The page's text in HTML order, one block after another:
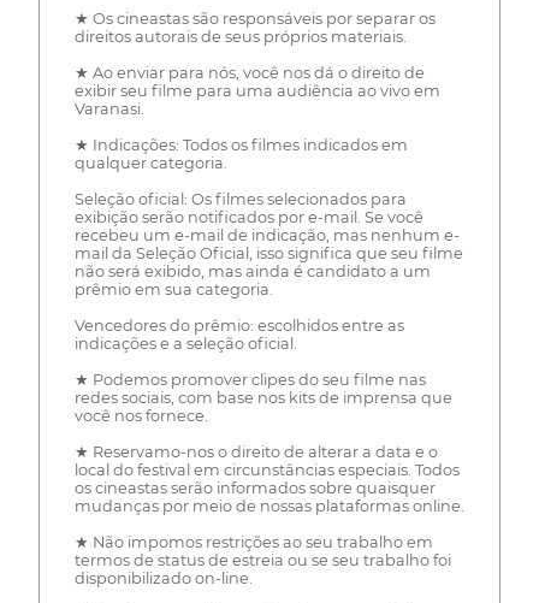
★ Os cineastas são responsáveis por separar os
direitos autorais de seus próprios materiais.
★ Ao enviar para nós, você nos dá o direito de
exibir seu filme para uma audiência ao vivo em
Varanasi.
★ Indicações: Todos os filmes indicados em
qualquer categoria.
Seleção oficial: Os filmes selecionados para
exibição serão notificados por e-mail. Se você
recebeu um e-mail de indicação, mas nenhum e-
mail da Seleção Oficial, isso significa que seu filme
não será exibido, mas ainda é candidato a um
prêmio em sua categoria.
Vencedores do prêmio: escolhidos entre as
indicações e a seleção oficial.
★ Podemos promover clipes do seu filme nas
redes sociais, com base nos kits de imprensa que
você nos fornece.
★ Reservamo-nos o direito de alterar a data e o
local do festival em circunstâncias especiais. Todos
os cineastas serão informados sobre quaisquer
mudanças por meio de nossas plataformas online.
★ Não impomos restrições ao seu trabalho em
termos de status de estreia ou se seu trabalho foi
disponibilizado on-line.